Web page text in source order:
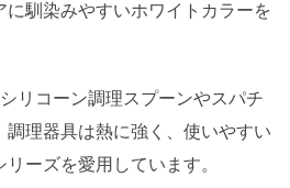
に馴染みやすいホワイトカラーを
リコーン調理スプーンやスパチ
調理器具は熱に強く、使いやすい
ーズを愛用しています。